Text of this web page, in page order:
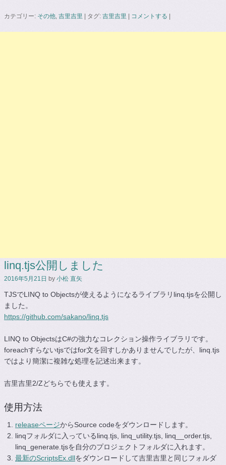
カテゴリー: その他 吉里吉里 | タグ: 吉里吉里 | コメントする |
linq.tjs公開しました
2016年5月21日 by 小松 直矢
TJSでLINQ to Objectsが使えるようになるライブラリlinq.tjsを公開し
ました。
https://github.com/sakano/linq.tjs
LINQ to ObjectsはC#の強力なコレクション操作ライブラリです。
foreachすらないtjsではfor文を回すしかありませんでしたが、linq.tjs
ではより簡潔に複雑な処理を記述出来ます。
吉里吉里2/Zどちらでも使えます。
使用方法
releaseページからSource codeをダウンロードします。
linqフォルダに入っているlinq.tjs, linq_utility.tjs, linq__order.tjs,
linq_generate.tjsを自分のプロジェクトフォルダに入れます。
最新のScriptsEx.dllをダウンロードして吉里吉里と同じフォルダ